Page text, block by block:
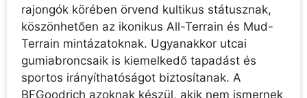
rajongók körében örvend kultikus státusznak,
köszönhetően az ikonikus All-Terrain és Mud-
Terrain mintázatoknak. Ugyanakkor utcai
gumiabroncsaik is kiemelkedő tapadást és
sportos irányíthatóságot biztosítanak. A
BFGoodrich azoknak készül, akik nem ismernek